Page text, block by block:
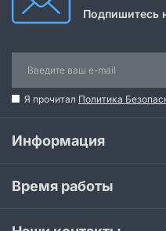
Подпишитесь
Я прочитал Политика
Информация
Время работы